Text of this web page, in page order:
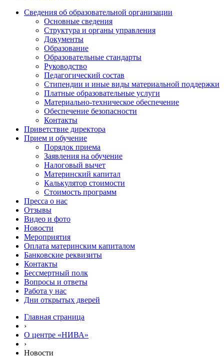
Сведения об образовательной организации
Основные сведения
Структура и органы управления
Документы
Образование
Образовательные стандарты
Руководство
Педагогический состав
Стипендии и иные виды материальной поддержки
Платные образовательные услуги
Материально-техническое обеспечение
Обеспечение безопасности
Контакты
Приветствие директора
Прием и обучение
Порядок приема
Заявления на обучение
Налоговый вычет
Материнский капитал
Калькулятор стоимости
Стоимость программ
Пресса о нас
Отзывы
Видео и фото
Новости
Мероприятия
Оплата материнским капиталом
Банковские реквизиты
Контакты
Бессмертный полк
Вопросы и ответы
Работа у нас
Дни открытых дверей
Главная страница
›
О центре «НИВА»
›
Новости